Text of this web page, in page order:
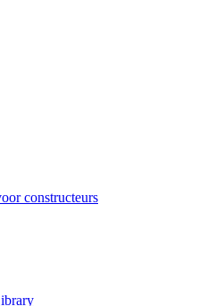
constructeurs